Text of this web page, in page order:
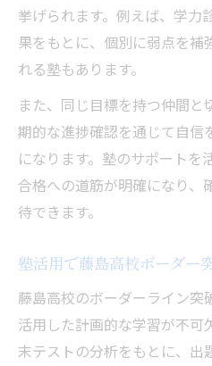
挙げられます。例えば、学力
果をもとに、個別に弱点を補
れる塾もあります。
また、同じ目標を持つ仲間と
期的な進捗確認を通じて自信
になります。塾のサポートを
合格への道筋が明確になり、
待できます。
塾活用で藤島高校ボーダー
藤島高校のボーダーライン突
活用した計画的な学習が不可
末テストの分析をもとに、出